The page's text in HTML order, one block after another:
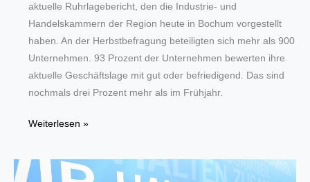
aktuelle Ruhrlagebericht, den die Industrie- und
Handelskammern der Region heute in Bochum vorgestellt
haben. An der Herbstbefragung beteiligten sich mehr als 900
Unternehmen. 93 Prozent der Unternehmen bewerten ihre
aktuelle Geschäftslage mit gut oder befriedigend. Das sind
nochmals drei Prozent mehr als im Frühjahr.
Ruhrlagebericht:
in
der
Weiterlesen »